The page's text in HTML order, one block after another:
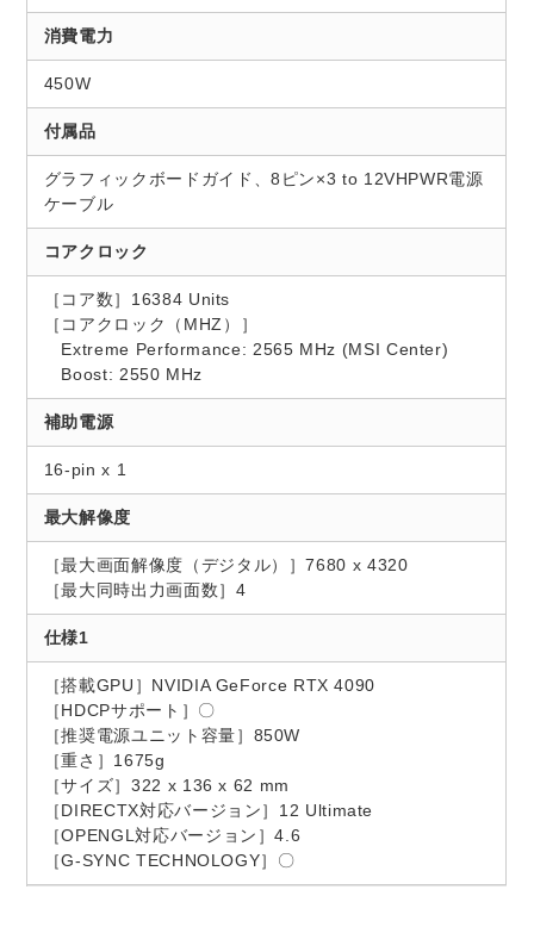
消費電力
450W
付属品
グラフィックボードガイド、8ピン×3 to 12VHPWR電源
ケーブル
コアクロック
［コア数］16384 Units
［コアクロック（MHZ）］
Extreme Performance: 2565 MHz (MSI Center)
Boost: 2550 MHz
補助電源
16-pin x 1
最大解像度
［最大画面解像度（デジタル）］7680 x 4320
［最大同時出力画面数］4
仕様1
［搭載GPU］NVIDIA GeForce RTX 4090
［HDCPサポート］〇
［推奨電源ユニット容量］850W
［重さ］1675g
［サイズ］322 x 136 x 62 mm
［DIRECTX対応バージョン］12 Ultimate
［OPENGL対応バージョン］4.6
［G-SYNC TECHNOLOGY］〇